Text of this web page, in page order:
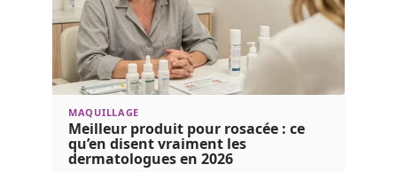
MAQUILLAGE
Meilleur produit pour rosacée : ce
qu’en disent vraiment les
dermatologues en 2026